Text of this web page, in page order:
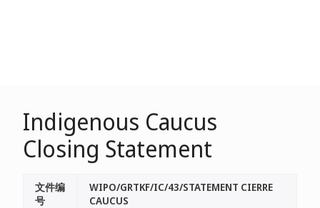
Indigenous Caucus
Closing Statement
文件编
号
WIPO/GRTKF/IC/43/STATEMENT CIERRE
CAUCUS